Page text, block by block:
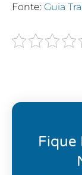
Fonte: Guia
Fique